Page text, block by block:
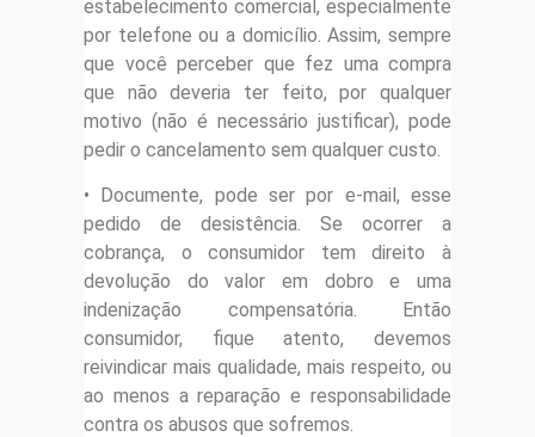
estabelecimento comercial, especialmente
por telefone ou a domicílio. Assim, sempre
que você perceber que fez uma compra
que não deveria ter feito, por qualquer
motivo (não é necessário justificar), pode
pedir o cancelamento sem qualquer custo.
• Documente, pode ser por e-mail, esse
pedido de desistência. Se ocorrer a
cobrança, o consumidor tem direito à
devolução do valor em dobro e uma
indenização compensatória. Então
consumidor, fique atento, devemos
reivindicar mais qualidade, mais respeito, ou
ao menos a reparação e responsabilidade
contra os abusos que sofremos.